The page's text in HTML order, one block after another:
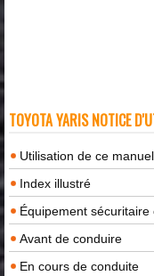
TOYOTA YARIS NOTICE
Utilisation de ce manuel
Index illustré
Équipement sécuritaire
Avant de conduire
En cours de conduite